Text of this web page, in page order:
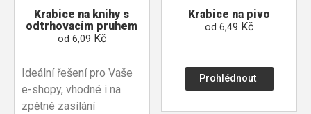
Krabice na knihy s
odtrhovacím pruhem
od 6,09 Kč
Ideální řešení pro Vaše
e-shopy, vhodné i na
zpětné zasílání
Krabice na pivo
od6,49 Kč
Prohlédnout